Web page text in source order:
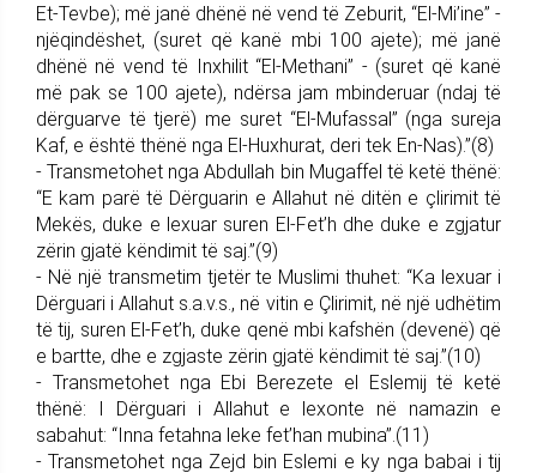
Et-Tevbe); më janë dhënë në vend të Zeburit, “El-Mi’ine” -
njëqindëshet, (suret që kanë mbi 100 ajete); më janë
dhënë në vend të Inxhilit “El-Methani” - (suret që kanë
më pak se 100 ajete), ndërsa jam mbinderuar (ndaj të
dërguarve të tjerë) me suret “El-Mufassal” (nga sureja
Kaf, e është thënë nga El-Huxhurat, deri tek En-Nas).”(8)
- Transmetohet nga Abdullah bin Mugaffel të ketë thënë:
“E kam parë të Dërguarin e Allahut në ditën e çlirimit të
Mekës, duke e lexuar suren El-Fet’h dhe duke e zgjatur
zërin gjatë këndimit të saj.”(9)
- Në një transmetim tjetër te Muslimi thuhet: “Ka lexuar i
Dërguari i Allahut s.a.v.s., në vitin e Çlirimit, në një udhëtim
të tij, suren El-Fet’h, duke qenë mbi kafshën (devenë) që
e bartte, dhe e zgjaste zërin gjatë këndimit të saj.”(10)
- Transmetohet nga Ebi Berezete el Eslemij të ketë
thënë: I Dërguari i Allahut e lexonte në namazin e
sabahut: “Inna fetahna leke fet’han mubina”.(11)
- Transmetohet nga Zejd bin Eslemi e ky nga babai i tij